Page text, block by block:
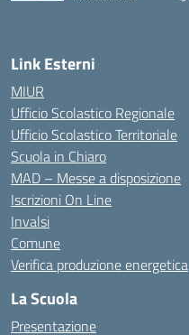
Link Esterni
MIUR
Ufficio Scolastico Regionale
Ufficio Scolastico Territoriale
Scuola in Chiaro
MAD – Messe a disposizione
Iscrizioni On Line
Invalsi
Comune
Verifica produzione energetica
La Scuola
Presentazione